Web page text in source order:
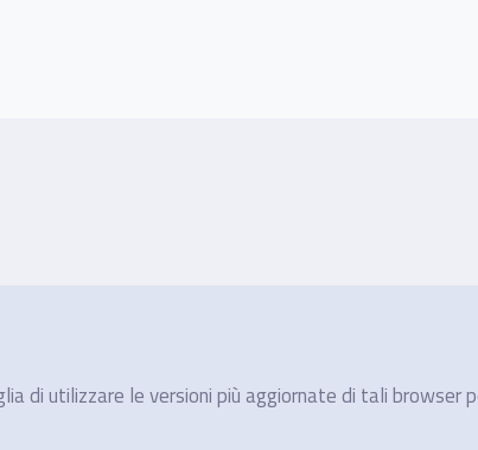
di utilizzare le versioni più aggiornate di tali browser